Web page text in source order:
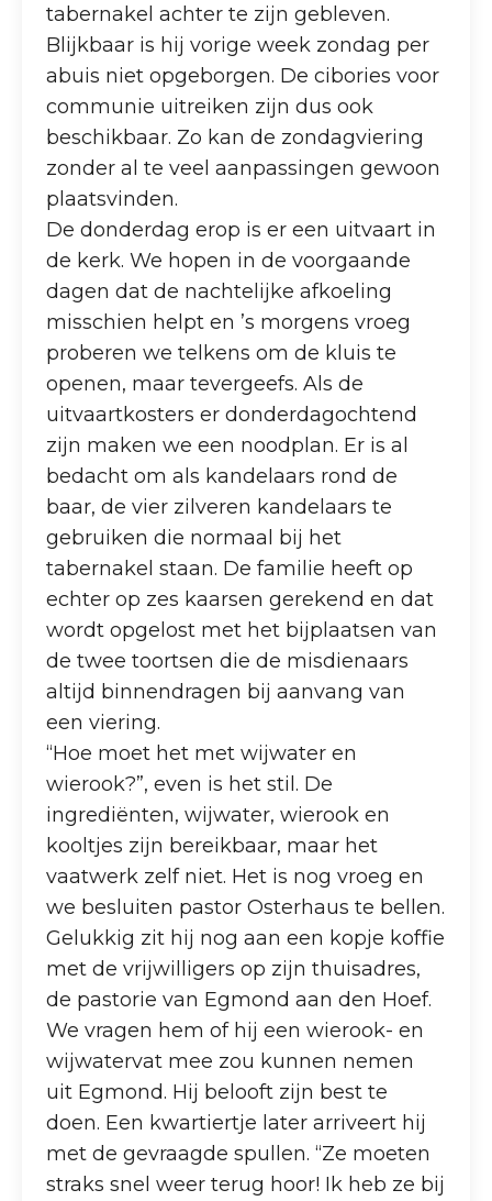
tabernakel achter te zijn gebleven.
Blijkbaar is hij vorige week zondag per
abuis niet opgeborgen. De cibories voor
communie uitreiken zijn dus ook
beschikbaar. Zo kan de zondagviering
zonder al te veel aanpassingen gewoon
plaatsvinden.
De donderdag erop is er een uitvaart in
de kerk. We hopen in de voorgaande
dagen dat de nachtelijke afkoeling
misschien helpt en ’s morgens vroeg
proberen we telkens om de kluis te
openen, maar tevergeefs. Als de
uitvaartkosters er donderdagochtend
zijn maken we een noodplan. Er is al
bedacht om als kandelaars rond de
baar, de vier zilveren kandelaars te
gebruiken die normaal bij het
tabernakel staan. De familie heeft op
echter op zes kaarsen gerekend en dat
wordt opgelost met het bijplaatsen van
de twee toortsen die de misdienaars
altijd binnendragen bij aanvang van
een viering.
“Hoe moet het met wijwater en
wierook?”, even is het stil. De
ingrediënten, wijwater, wierook en
kooltjes zijn bereikbaar, maar het
vaatwerk zelf niet. Het is nog vroeg en
we besluiten pastor Osterhaus te bellen.
Gelukkig zit hij nog aan een kopje koffie
met de vrijwilligers op zijn thuisadres,
de pastorie van Egmond aan den Hoef.
We vragen hem of hij een wierook- en
wijwatervat mee zou kunnen nemen
uit Egmond. Hij belooft zijn best te
doen. Een kwartiertje later arriveert hij
met de gevraagde spullen. “Ze moeten
straks snel weer terug hoor! Ik heb ze bij